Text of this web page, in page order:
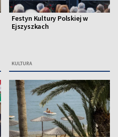
Festyn Kultury Polskiej w
Ejszyszkach
KULTURA